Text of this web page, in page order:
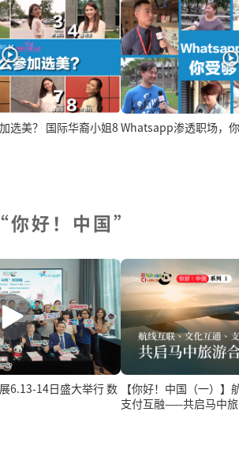
华裔小姐8
Whatsapp渗透职场，
“你好！中国”
14日盛大举行 数
【你好！中国（一）
支付互融——共启马中